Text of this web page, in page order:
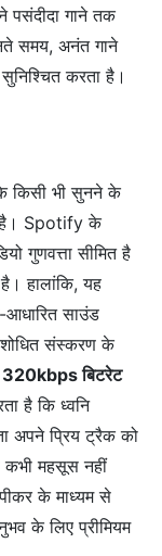
पसंदीदा गाने तक
समय, अनंत गाने
करता है।
किसी भी सुनने के
है। Spotify के
गुणवत्ता सीमित है
हालांकि, यह
साउंड
संस्करण के
320kbps बिटरेट
है कि ध्वनि
अपने प्रिय ट्रैक को
महसूस नहीं
के माध्यम से
के लिए प्रीमियम